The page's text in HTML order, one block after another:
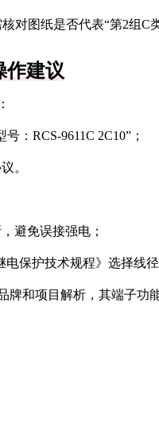
对图纸是否代表“第2组C
作建议
：RCS-9611C 2C10”；
。
避免误接强电；
电保护技术规程》选择线径
牌和项目解析，其端子